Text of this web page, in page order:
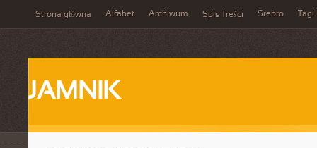
Strona główna Alfabet Archiwum Spis Treści Srebro Tagi
JAMNIK